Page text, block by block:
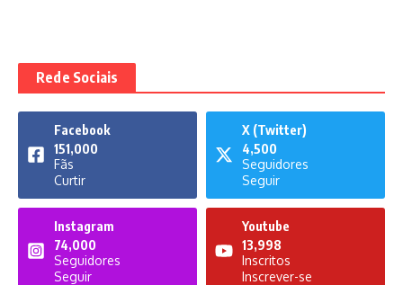
Rede Sociais
Facebook
151,000
Fãs
Curtir
X (Twitter)
4,500
Seguidores
Seguir
Instagram
74,000
Seguidores
Seguir
Youtube
13,998
Inscritos
Inscrever-se